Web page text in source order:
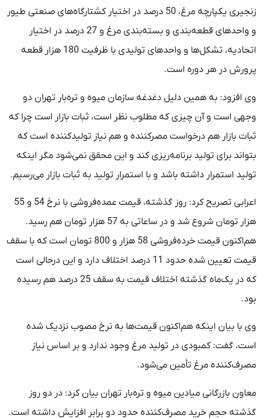
زنجیری یکپارچه مرغ، 50 درصد در اختیار کشتارگاه‌های صنعتی طیور
و واحد‌های قطعه‌بندی و بسته‌بندی مرغ و 27 درصد در اختیار
اتحادیه، تشکل‌ها و واحد‌های تولیدی با ظرفیت 180 هزار قطعه
پرورش در هر دوره است.
وی افزود: به همین دلیل دغدغه سازمان میوه و تره‌بار تهران دو
وجهی است و آن چیزی که مطلوب نظر است، ثبات بازار است چرا که
ثبات بازار هم درخواست مصر‌کننده و هم نیاز تولیدکننده است که
بتواند برای تولید برنامه‌ریزی کند و این محقق نمی‌شود مگر اینکه
تولید استمرار داشته باشد و با استمرار تولید به ثبات بازار می‌رسیم.
اعرابی تصریح کرد: روز گذشته، قیمت عمده‌فروشی با نرخ 54 و 55
هزار تومان شروع شد و در ساعاتی به 57 هزار تومان هم رسید.
هم‌اکنون قیمت خرده‌فروشی 58 هزار و 800 تومان است که با سقف
قیمت تعیین شده حدود 11 درصد اختلاف دارد و این درحالی است
که در یک‌ماه گذشته اختلاف قیمت به سقف 25 درصد هم رسیده
بود.
وی با بیان اینکه هم‌اکنون قیمت‌ها به نرخ مصوب نزدیک شده
است، گفت: کمبودی در تولید مرغ وجود ندارد و بر اساس نیاز
مصرف‌کننده مرغ تأمین می‌شود.
معاون بازرگانی میادین میوه و تره‌بار تهران بیان کرد: در دو روز
گذشته حجم خرید مصرف‌کننده حدود دو برابر افزایش داشته است.